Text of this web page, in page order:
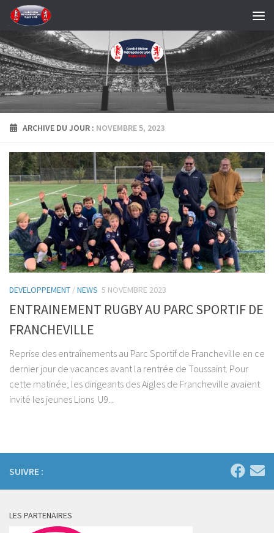
Skip to content
ARCHIVE DU JOUR : NOVEMBRE 5, 2023
DEVELOPPEMENT /NEWS 5 NOVEMBRE 2023
ENTRAINEMENT RUGBY AU PARC SPORTIF DE
FRANCHEVILLE
Reprise des entraînements au Parc Sportif de Francheville en ce
dernier jour de vacances avant la rentrée de Toussaint. Pour
cette matinée, les dirigeants des Aigles de Francheville avaient
invité les jeunes Lions U9...
SUIVRE :
LES PARTENAIRES